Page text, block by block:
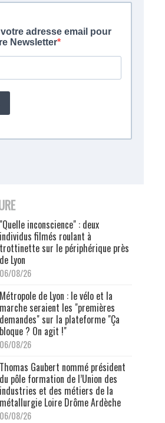
"Quelle inconscience" : deux
individus filmés roulant à
trottinette sur le périphérique près
de Lyon
06/08/26
Métropole de Lyon : le vélo et la
marche seraient les "premières
demandes" sur la plateforme "Ça
bloque ? On agit !"
06/08/26
Thomas Gaubert nommé président
du pôle formation de l’Union des
industries et des métiers de la
métallurgie Loire Drôme Ardèche
06/08/26